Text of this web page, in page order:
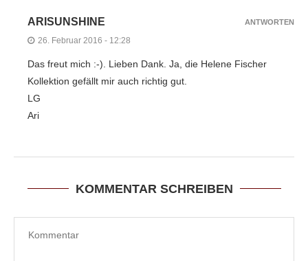
ARISUNSHINE
26. Februar 2016 - 12:28
Das freut mich :-). Lieben Dank. Ja, die Helene Fischer
Kollektion gefällt mir auch richtig gut.
LG
Ari
ANTWORTEN
KOMMENTAR SCHREIBEN